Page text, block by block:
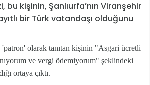
bu kişinin, Şanlıurfa’nın Viranşehir
bir Türk vatandaşı olduğunu
olarak tanıtan kişinin "Asgari ücretli
ve vergi ödemiyorum" şeklindeki
ortaya çıktı.